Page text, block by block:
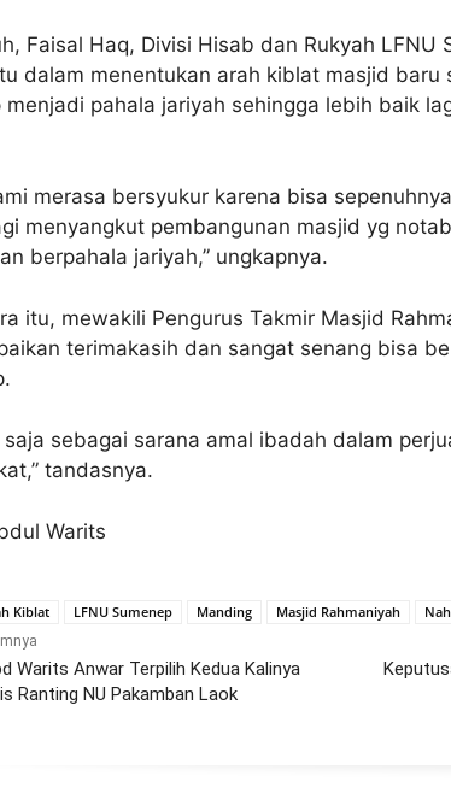
Faisal Haq, Divisi Hisab dan Rukyah LFNU
dalam menentukan arah kiblat masjid baru
menjadi pahala jariyah sehingga lebih baik
merasa bersyukur karena bisa
menyangkut pembangunan masjid yg
berpahala jariyah,” ungkapnya.
itu, mewakili Pengurus Takmir Masjid
terimakasih dan sangat senang bisa
saja sebagai sarana amal ibadah dalam
tandasnya.
Warits
Kiblat LFNU Sumenep Manding Masjid Rahmaniyah
Warits Anwar Terpilih Kedua Kalinya
Ranting NU Pakamban Laok